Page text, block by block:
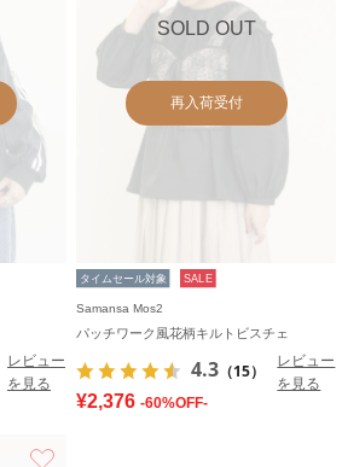
レビュー
を見る
SOLD OUT
再入荷受付
タイムセール対象 SALE
Samansa Mos2
パッチワーク風花柄キルトビスチェ
4.3 （15）
レビュー
を見る
¥2,376 -60%OFF-